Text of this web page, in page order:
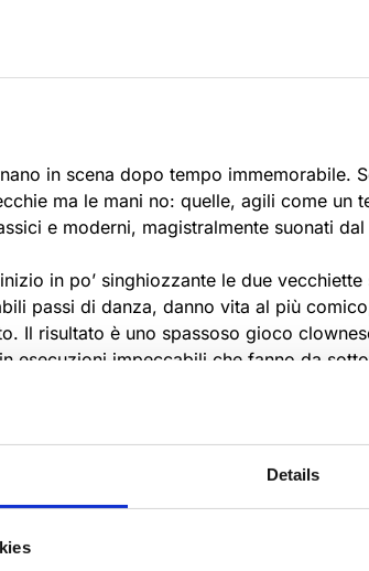
Details
in scena dopo tempo immemorabile.
ma le mani no: quelle, agili come un
e moderni, magistralmente suonati
in po’ singhiozzante le due vecchiette
passi di danza, danno vita al più
Il risultato è uno spassoso gioco
esecuzioni impeccabili che fanno da
di magia.